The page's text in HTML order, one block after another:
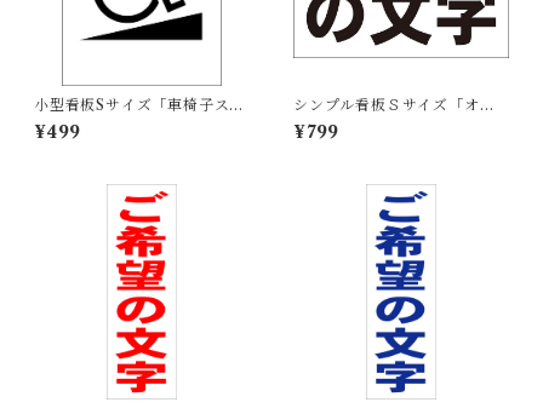
小型看板Sサイズ「車椅子スロ
ープマーク（黒）」 屋外可
【その他・マーク】
¥499
シンプル看板Ｓサイズ「オー
ダー物横型（黒字のみ）」屋
外可 ご希望の文字お入れしま
¥799